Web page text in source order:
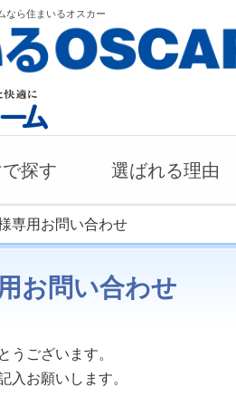
なら住まいるオスカー
探す 選ばれる理由
専用お問い合わせ
お問い合わせ
うございます。
入お願いします。